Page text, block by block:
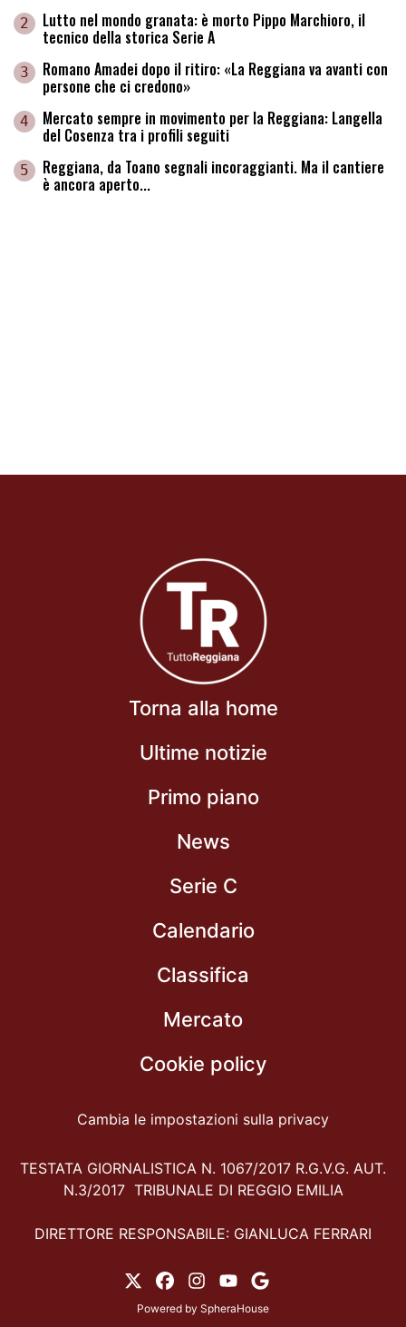
2 Lutto nel mondo granata: è morto Pippo Marchioro, il
tecnico della storica Serie A
3 Romano Amadei dopo il ritiro: «La Reggiana va avanti con
persone che ci credono»
4 Mercato sempre in movimento per la Reggiana: Langella
del Cosenza tra i profili seguiti
5 Reggiana, da Toano segnali incoraggianti. Ma il cantiere
è ancora aperto...
Torna alla home
Ultime notizie
Primo piano
News
Serie C
Calendario
Classifica
Mercato
Cookie policy
Cambia le impostazioni sulla privacy
TESTATA GIORNALISTICA N. 1067/2017 R.G.V.G. AUT.
N.3/2017 TRIBUNALE DI REGGIO EMILIA
DIRETTORE RESPONSABILE: GIANLUCA FERRARI
Powered by SpheraHouse